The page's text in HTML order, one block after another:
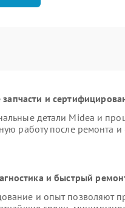
и
детали Midea и
работу после ремонта
и быстрый
и опыт позволяют